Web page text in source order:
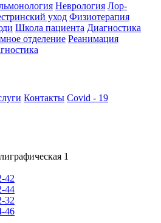
Неврология Лор-
уход Физиотерапия
Школа пациента Диагностика
отделение Реанимация
Контакты Covid - 19
1
42
44
32
46